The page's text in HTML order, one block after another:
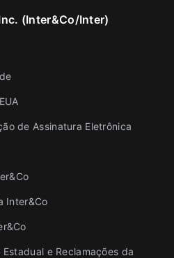
(Inter&Co/Inter)
de Assinatura Eletrônica
Inter&Co
e Reclamações da